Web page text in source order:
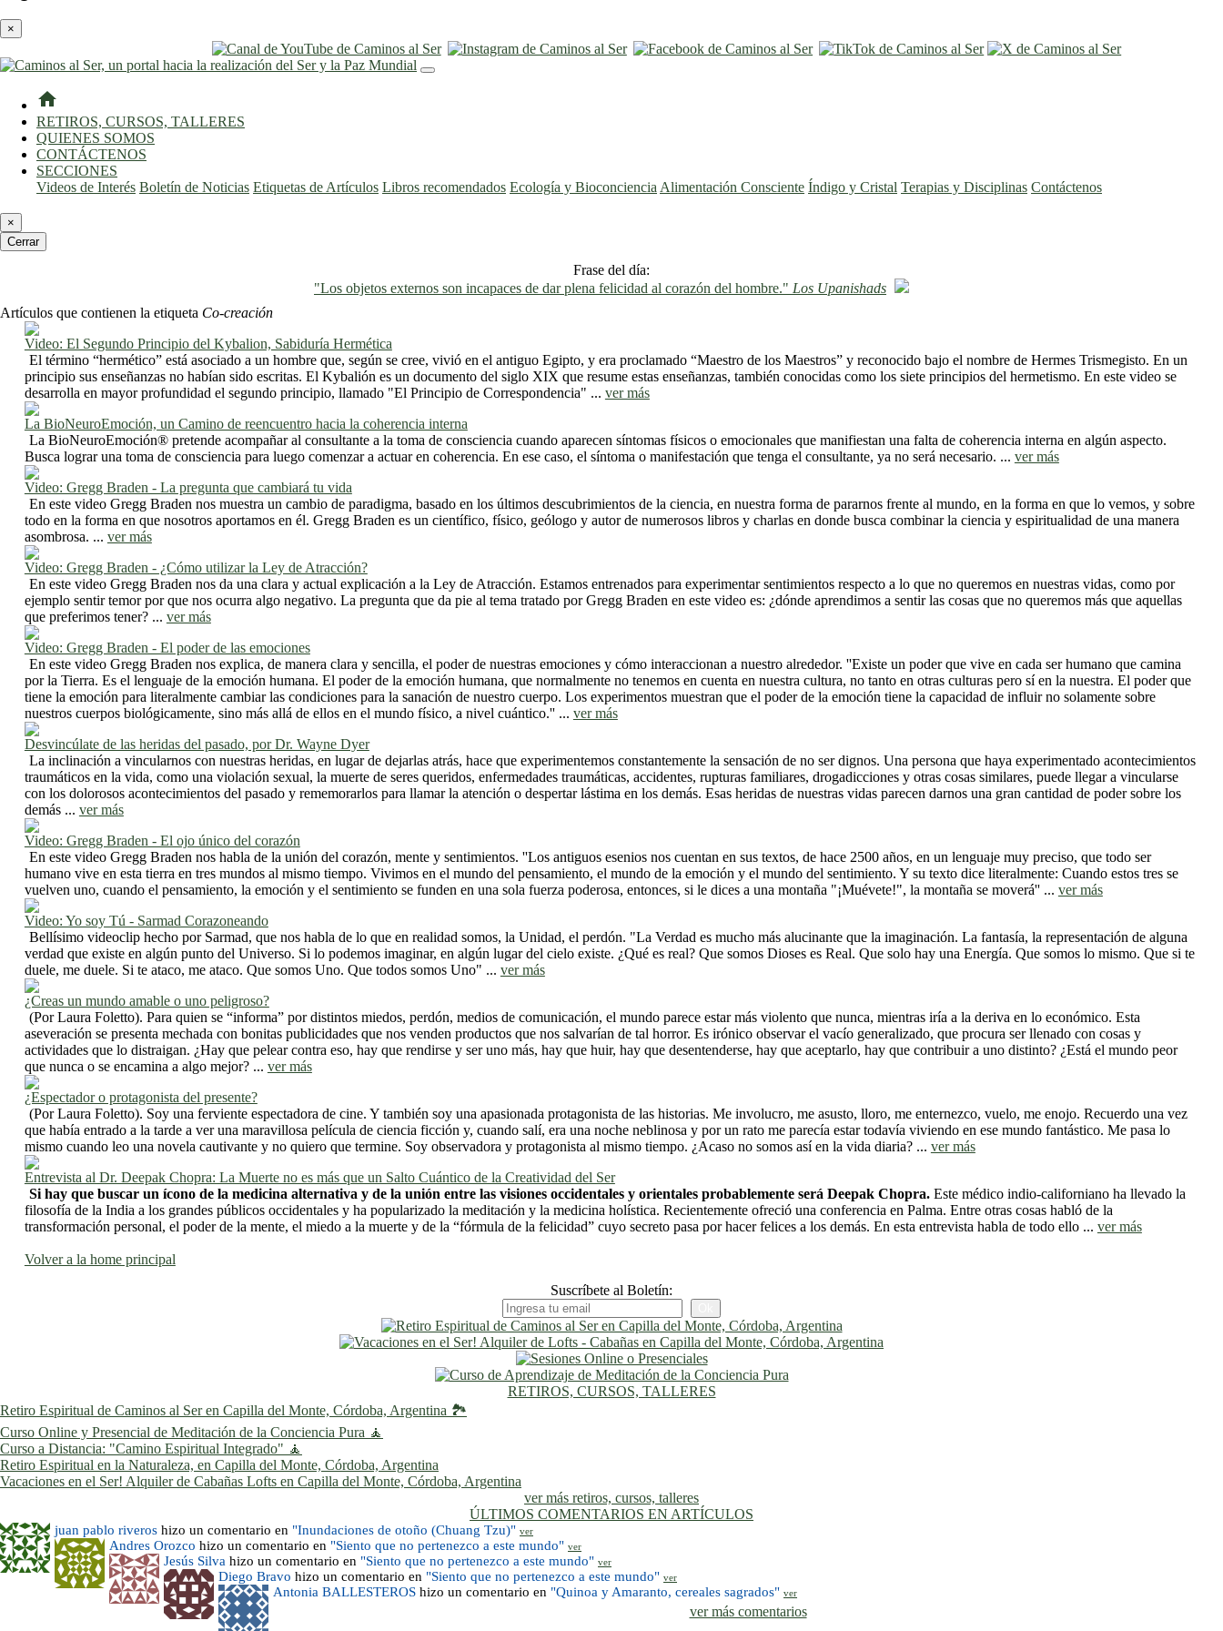
×
home
RETIROS, CURSOS, TALLERES
QUIENES SOMOS
CONTÁCTENOS
SECCIONES
Videos de Interés Boletín de Noticias Etiquetas de Artículos Libros recomendados Ecología y Bioconciencia Alimentación Consciente Índigo y Cristal Terapias y Disciplinas Contáctenos
×
Cerrar
Frase del día:
"Los objetos externos son incapaces de dar plena felicidad al corazón del hombre." Los Upanishads
Artículos que contienen la etiqueta Co-creación
Video: El Segundo Principio del Kybalion, Sabiduría Hermética
El término “hermético” está asociado a un hombre que, según se cree, vivió en el antiguo Egipto, y era proclamado “Maestro de los Maestros” y reconocido bajo el nombre de Hermes Trismegisto. En un
principio sus enseñanzas no habían sido escritas. El Kybalión es un documento del siglo XIX que resume estas enseñanzas, también conocidas como los siete principios del hermetismo. En este video se
desarrolla en mayor profundidad el segundo principio, llamado "El Principio de Correspondencia" ... ver más
La BioNeuroEmoción, un Camino de reencuentro hacia la coherencia interna
La BioNeuroEmoción® pretende acompañar al consultante a la toma de consciencia cuando aparecen síntomas físicos o emocionales que manifiestan una falta de coherencia interna en algún aspecto.
Busca lograr una toma de consciencia para luego comenzar a actuar en coherencia. En ese caso, el síntoma o manifestación que tenga el consultante, ya no será necesario. ... ver más
Video: Gregg Braden - La pregunta que cambiará tu vida
En este video Gregg Braden nos muestra un cambio de paradigma, basado en los últimos descubrimientos de la ciencia, en nuestra forma de pararnos frente al mundo, en la forma en que lo vemos, y sobre
todo en la forma en que nosotros aportamos en él. Gregg Braden es un científico, físico, geólogo y autor de numerosos libros y charlas en donde busca combinar la ciencia y espiritualidad de una manera
asombrosa. ... ver más
Video: Gregg Braden - ¿Cómo utilizar la Ley de Atracción?
En este video Gregg Braden nos da una clara y actual explicación a la Ley de Atracción. Estamos entrenados para experimentar sentimientos respecto a lo que no queremos en nuestras vidas, como por
ejemplo sentir temor por que nos ocurra algo negativo. La pregunta que da pie al tema tratado por Gregg Braden en este video es: ¿dónde aprendimos a sentir las cosas que no queremos más que aquellas
que preferimos tener? ... ver más
Video: Gregg Braden - El poder de las emociones
En este video Gregg Braden nos explica, de manera clara y sencilla, el poder de nuestras emociones y cómo interaccionan a nuestro alrededor. ''Existe un poder que vive en cada ser humano que camina
por la Tierra. Es el lenguaje de la emoción humana. El poder de la emoción humana, que normalmente no tenemos en cuenta en nuestra cultura, no tanto en otras culturas pero sí en la nuestra. El poder que
tiene la emoción para literalmente cambiar las condiciones para la sanación de nuestro cuerpo. Los experimentos muestran que el poder de la emoción tiene la capacidad de influir no solamente sobre
nuestros cuerpos biológicamente, sino más allá de ellos en el mundo físico, a nivel cuántico.'' ... ver más
Desvincúlate de las heridas del pasado, por Dr. Wayne Dyer
La inclinación a vincularnos con nuestras heridas, en lugar de dejarlas atrás, hace que experimentemos constantemente la sensación de no ser dignos. Una persona que haya experimentado acontecimientos
traumáticos en la vida, como una violación sexual, la muerte de seres queridos, enfermedades traumáticas, accidentes, rupturas familiares, drogadicciones y otras cosas similares, puede llegar a vincularse
con los dolorosos acontecimientos del pasado y rememorarlos para llamar la atención o despertar lástima en los demás. Esas heridas de nuestras vidas parecen darnos una gran cantidad de poder sobre los
demás ... ver más
Video: Gregg Braden - El ojo único del corazón
En este video Gregg Braden nos habla de la unión del corazón, mente y sentimientos. ''Los antiguos esenios nos cuentan en sus textos, de hace 2500 años, en un lenguaje muy preciso, que todo ser
humano vive en esta tierra en tres mundos al mismo tiempo. Vivimos en el mundo del pensamiento, el mundo de la emoción y el mundo del sentimiento. Y su texto dice literalmente: Cuando estos tres se
vuelven uno, cuando el pensamiento, la emoción y el sentimiento se funden en una sola fuerza poderosa, entonces, si le dices a una montaña "¡Muévete!", la montaña se moverá'' ... ver más
Video: Yo soy Tú - Sarmad Corazoneando
Bellísimo videoclip hecho por Sarmad, que nos habla de lo que en realidad somos, la Unidad, el perdón. "La Verdad es mucho más alucinante que la imaginación. La fantasía, la representación de alguna
verdad que existe en algún punto del Universo. Si lo podemos imaginar, en algún lugar del cielo existe. ¿Qué es real? Que somos Dioses es Real. Que solo hay una Energía. Que somos lo mismo. Que si te
duele, me duele. Si te ataco, me ataco. Que somos Uno. Que todos somos Uno" ... ver más
¿Creas un mundo amable o uno peligroso?
(Por Laura Foletto). Para quien se “informa” por distintos miedos, perdón, medios de comunicación, el mundo parece estar más violento que nunca, mientras iría a la deriva en lo económico. Esta
aseveración se presenta mechada con bonitas publicidades que nos venden productos que nos salvarían de tal horror. Es irónico observar el vacío generalizado, que procura ser llenado con cosas y
actividades que lo distraigan. ¿Hay que pelear contra eso, hay que rendirse y ser uno más, hay que huir, hay que desentenderse, hay que aceptarlo, hay que contribuir a uno distinto? ¿Está el mundo peor
que nunca o se encamina a algo mejor? ... ver más
¿Espectador o protagonista del presente?
(Por Laura Foletto). Soy una ferviente espectadora de cine. Y también soy una apasionada protagonista de las historias. Me involucro, me asusto, lloro, me enternezco, vuelo, me enojo. Recuerdo una vez
que había entrado a la tarde a ver una maravillosa película de ciencia ficción y, cuando salí, era una noche neblinosa y por un rato me parecía estar todavía viviendo en ese mundo fantástico. Me pasa lo
mismo cuando leo una novela cautivante y no quiero que termine. Soy observadora y protagonista al mismo tiempo. ¿Acaso no somos así en la vida diaria? ... ver más
Entrevista al Dr. Deepak Chopra: La Muerte no es más que un Salto Cuántico de la Creatividad del Ser
Si hay que buscar un ícono de la medicina alternativa y de la unión entre las visiones occidentales y orientales probablemente será Deepak Chopra. Este médico indio-californiano ha llevado la
filosofía de la India a los grandes públicos occidentales y ha popularizado la meditación y la medicina holística. Recientemente ofreció una conferencia en Palma. Entre otras cosas habló de la
transformación personal, el poder de la mente, el miedo a la muerte y de la “fórmula de la felicidad” cuyo secreto pasa por hacer felices a los demás. En esta entrevista habla de todo ello ... ver más
Volver a la home principal
Suscríbete al Boletín:
RETIROS, CURSOS, TALLERES
Retiro Espiritual de Caminos al Ser en Capilla del Monte, Córdoba, Argentina 🏞️
Curso Online y Presencial de Meditación de la Conciencia Pura 🧘
Curso a Distancia: "Camino Espiritual Integrado" 🧘
Retiro Espiritual en la Naturaleza, en Capilla del Monte, Córdoba, Argentina
Vacaciones en el Ser! Alquiler de Cabañas Lofts en Capilla del Monte, Córdoba, Argentina
ver más retiros, cursos, talleres
ÚLTIMOS COMENTARIOS EN ARTÍCULOS
juan pablo riveros hizo un comentario en "Inundaciones de otoño (Chuang Tzu)" ver
Andres Orozco hizo un comentario en "Siento que no pertenezco a este mundo" ver
Jesús Silva hizo un comentario en "Siento que no pertenezco a este mundo" ver
Diego Bravo hizo un comentario en "Siento que no pertenezco a este mundo" ver
Antonia BALLESTEROS hizo un comentario en "Quinoa y Amaranto, cereales sagrados" ver
ver más comentarios